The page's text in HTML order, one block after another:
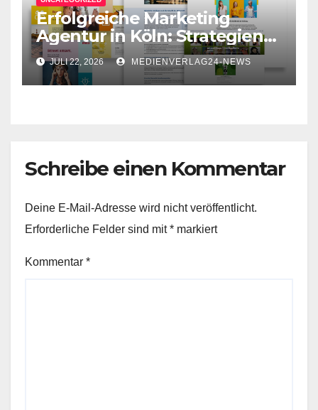
Erfolgreiche Marketing
Agentur in Köln: Strategien
für Ihr Unternehmen
JULI 22, 2026 MEDIENVERLAG24-NEWS
Schreibe einen Kommentar
Deine E-Mail-Adresse wird nicht veröffentlicht.
Erforderliche Felder sind mit* markiert
Kommentar *